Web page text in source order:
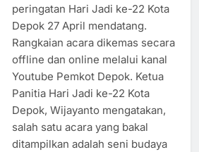
peringatan Hari Jadi ke-22 Kota
Depok 27 April mendatang.
Rangkaian acara dikemas secara
offline dan online melalui kanal
Youtube Pemkot Depok. Ketua
Panitia Hari Jadi ke-22 Kota
Depok, Wijayanto mengatakan,
salah satu acara yang bakal
ditampilkan adalah seni budaya